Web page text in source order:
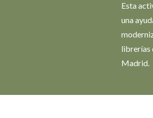
Esta
una
librerías
Madrid.